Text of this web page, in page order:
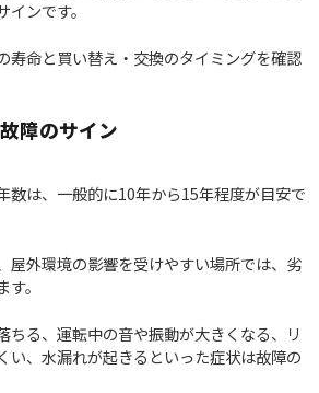
ンです。
寿命と買い替え・交換のタイミングを確認
障のサイン
数は、一般的に10年から15年程度が目安で
屋外環境の影響を受けやすい場所では、劣
。
ちる、運転中の音や振動が大きくなる、リ
い、水漏れが起きるといった症状は故障の